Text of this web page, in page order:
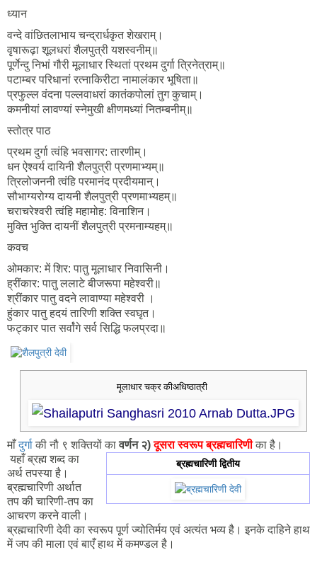
ध्यान
वन्दे वांछितलाभाय चन्द्रार्धकृत शेखराम्।
वृषारूढ़ा शूलधरां शैलपुत्री यशस्वनीम्॥
पूर्णेन्दु निभां गौरी मूलाधार स्थितां प्रथम दुर्गा त्रिनेत्राम्॥
पटाम्बर परिधानां रत्नाकिरीटा नामालंकार भूषिता॥
प्रफुल्ल वंदना पल्लवाधरां कातंकपोलां तुग कुचाम्।
कमनीयां लावण्यां स्नेमुखी क्षीणमध्यां नितम्बनीम्॥
स्तोत्र पाठ
प्रथम दुर्गा त्वंहि भवसागर: तारणीम्।
धन ऐश्वर्य दायिनी शैलपुत्री प्रणमाभ्यम्॥
त्रिलोजननी त्वंहि परमानंद प्रदीयमान्।
सौभाग्यरोग्य दायनी शैलपुत्री प्रणमाभ्यहम्॥
चराचरेश्वरी त्वंहि महामोह: विनाशिन।
मुक्ति भुक्ति दायनीं शैलपुत्री प्रमनाम्यहम्॥
कवच
ओमकार: में शिर: पातु मूलाधार निवासिनी।
ह्रींकार: पातु ललाटे बीजरूपा महेश्वरी॥
श्रींकार पातु वदने लावाण्या महेश्वरी ।
हुंकार पातु हदयं तारिणी शक्ति स्वघृत।
फट्कार पात सर्वांंगे सर्व सिद्धि फलप्रदा॥
मूलाधार चक्र कीअधिष्ठात्री
माँदुर्गाकी नौ ९ शक्तियों कावर्णन २)दूसरा स्वरूप ब्रह्मचारिणीका है।
ब्रह्मचारिणी द्वितीय
यहाँ ब्रह्म शब्द का
अर्थ तपस्या है।
ब्रह्मचारिणी अर्थात
तप की चारिणी-तप का
आचरण करने वाली।
ब्रह्मचारिणी देवी का स्वरूप पूर्ण ज्योतिर्मय एवं अत्यंत भव्य है। इनके दाहिने हाथ
में जप की माला एवं बाएँ हाथ में कमण्डल है।